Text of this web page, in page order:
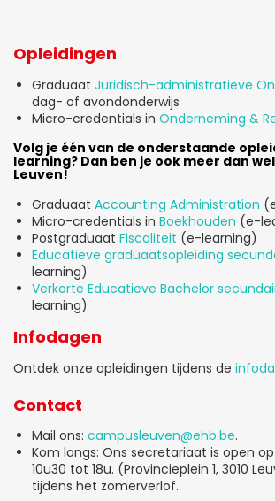
Opleidingen
Graduaat Juridisch-administratieve
dag- of avondonderwijs
Micro-credentials in Onderneming &
Volg je één van de onderstaande
learning? Dan ben je ook meer dan
Leuven!
Graduaat Accounting Administration
Micro-credentials in Boekhouden (e-
Postgraduaat Fiscaliteit (e-learning)
Educatieve graduaatsopleiding
learning)
Verkorte Educatieve Bachelor
learning)
Infodagen
Ontdek onze opleidingen tijdens de
Contact
Mail ons: campusleuven@ehb.be.
Kom langs: Ons secretariaat is open
10u30 tot 18u. (Provincieplein 1, 3010
tijdens het zomerverlof.